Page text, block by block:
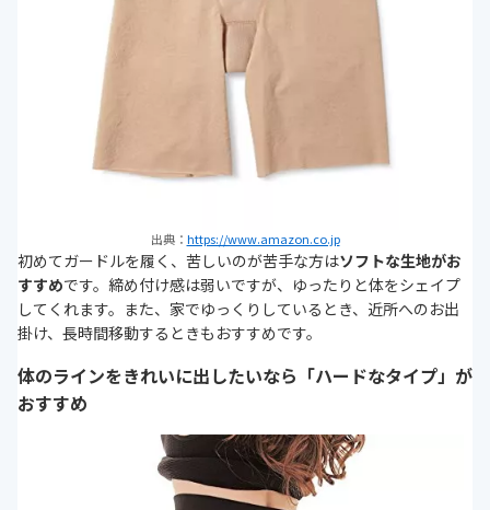
出典： https://www.amazon.co.jp
初めてガードルを履く、苦しいのが苦手な方はソフトな生地がお
すすめです。締め付け感は弱いですが、ゆったりと体をシェイプ
してくれます。また、家でゆっくりしているとき、近所へのお出
掛け、長時間移動するときもおすすめです。
体のラインをきれいに出したいなら「ハードなタイプ」が
おすすめ